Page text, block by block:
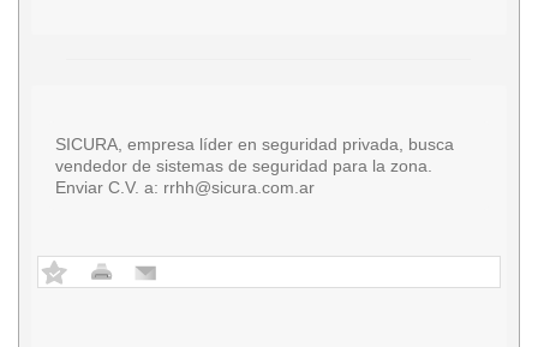
SICURA, empresa líder en seguridad privada, busca
vendedor de sistemas de seguridad para la zona.
Enviar C.V. a: rrhh@sicura.com.ar